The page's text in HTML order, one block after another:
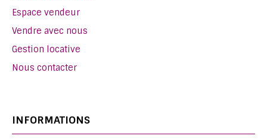
Espace vendeur
Vendre avec nous
Gestion locative
Nous contacter
INFORMATIONS